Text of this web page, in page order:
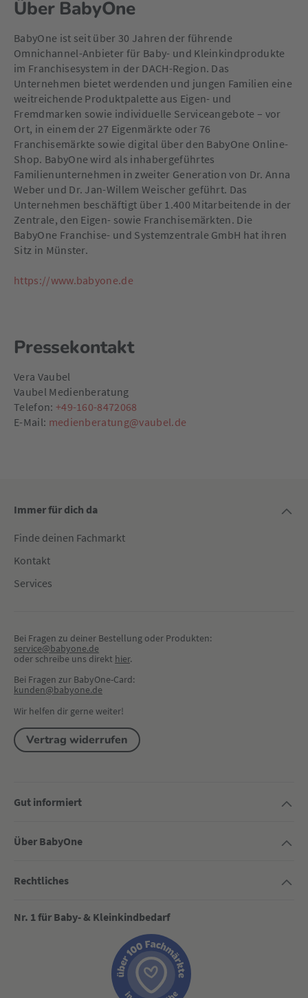
Über BabyOne
BabyOne ist seit über 30 Jahren der führende
Omnichannel-Anbieter für Baby- und Kleinkindprodukte
im Franchisesystem in der DACH-Region. Das
Unternehmen bietet werdenden und jungen Familien eine
weitreichende Produktpalette aus Eigen- und
Fremdmarken sowie individuelle Serviceangebote – vor
Ort, in einem der 27 Eigenmärkte oder 76
Franchisemärkte sowie digital über den BabyOne Online-
Shop. BabyOne wird als inhabergeführtes
Familienunternehmen in zweiter Generation von Dr. Anna
Weber und Dr. Jan-Willem Weischer geführt. Das
Unternehmen beschäftigt über 1.400 Mitarbeitende in der
Zentrale, den Eigen- sowie Franchisemärkten. Die
BabyOne Franchise- und Systemzentrale GmbH hat ihren
Sitz in Münster.
https://www.babyone.de
Pressekontakt
Vera Vaubel
Vaubel Medienberatung
Telefon: +49-160-8472068
E-Mail: medienberatung@vaubel.de
Immer für dich da
Finde deinen Fachmarkt
Kontakt
Services
Bei Fragen zu deiner Bestellung oder Produkten:
service@babyone.de
oder schreibe uns direkt hier.
Bei Fragen zur BabyOne-Card:
kunden@babyone.de
Wir helfen dir gerne weiter!
Vertrag widerrufen
Gut informiert
Über BabyOne
Rechtliches
Nr. 1 für Baby- & Kleinkindbedarf